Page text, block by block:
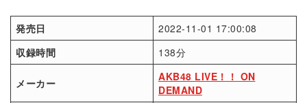
発売日
2022-11-01 17:00:08
収録時間
138分
メーカー
AKB48 LIVE！！ ON
DEMAND